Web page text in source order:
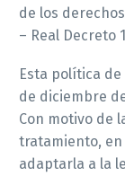
de los
– Real Decreto
Esta política
de diciembre
Con motivo de
tratamiento,
adaptarla a la